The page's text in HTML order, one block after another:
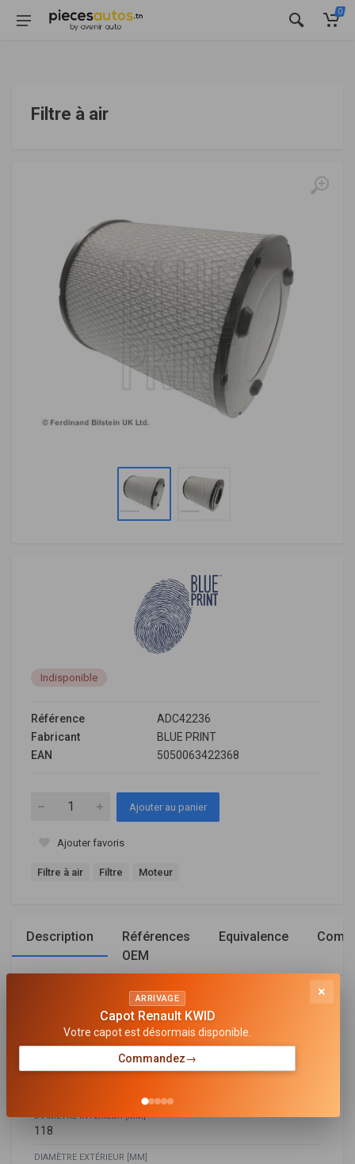
0
Filtre à air
Indisponible
Référence
ADC42236
Fabricant
BLUE PRINT
EAN
5050063422368
Ajouter au panier
Ajouter favoris
Filtre à air Filtre Moteur
Description
Références
OEM
Equivalence
TYPE DE FILTRE
Cartouche filtrante
LONGUEUR [MM]
DIAMÈTRE INTÉRIEUR [MM]
118
DIAMÈTRE EXTÉRIEUR [MM]
×
ARRIVAGE
Capot Renault KWID
Votre capot est désormais disponible.
Commandez→